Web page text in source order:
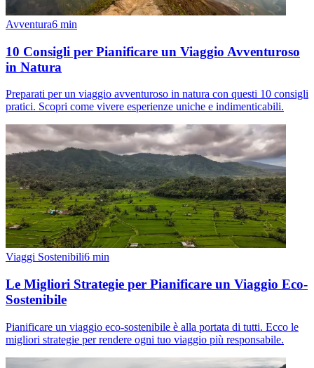
Avventura6 min
10 Consigli per Pianificare un Viaggio Avventuroso
in Natura
Preparati per un viaggio avventuroso in natura con questi 10 consigli
pratici. Scopri come vivere esperienze uniche e indimenticabili.
Viaggi Sostenibili6 min
Le Migliori Strategie per Pianificare un Viaggio Eco-
Sostenibile
Pianificare un viaggio eco-sostenibile è alla portata di tutti. Ecco le
migliori strategie per rendere ogni tuo viaggio più responsabile.